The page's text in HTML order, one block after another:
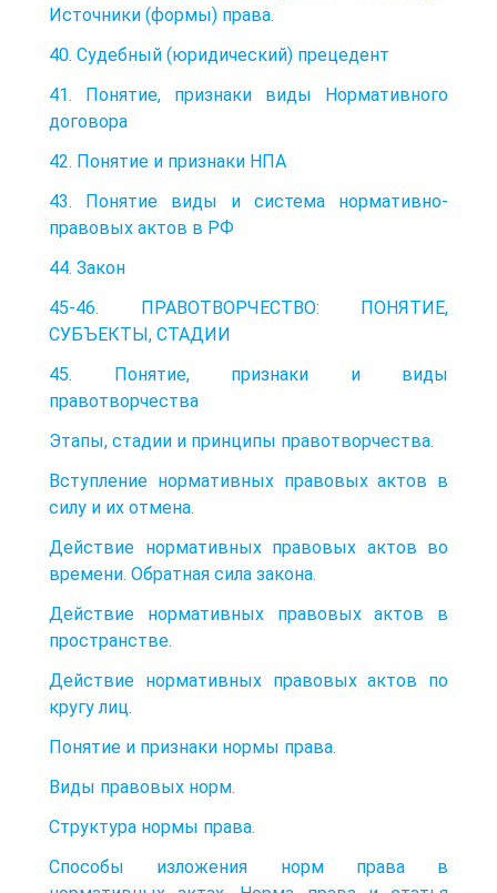
Источники (формы) права.
40. Судебный (юридический) прецедент
41. Понятие, признаки виды Нормативного
договора
42. Понятие и признаки НПА
43. Понятие виды и система нормативно-
правовых актов в РФ
44. Закон
45-46. ПРАВОТВОРЧЕСТВО: ПОНЯТИЕ,
СУБЪЕКТЫ, СТАДИИ
45. Понятие, признаки и виды
правотворчества
Этапы, стадии и принципы правотворчества.
Вступление нормативных правовых актов в
силу и их отмена.
Действие нормативных правовых актов во
времени. Обратная сила закона.
Действие нормативных правовых актов в
пространстве.
Действие нормативных правовых актов по
кругу лиц.
Понятие и признаки нормы права.
Виды правовых норм.
Структура нормы права.
Способы изложения норм права в